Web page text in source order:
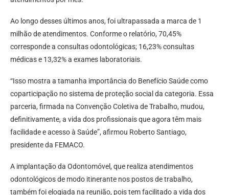
Ao longo desses últimos anos, foi ultrapassada a marca de 1
milhão de atendimentos. Conforme o relatório, 70,45%
corresponde a consultas odontológicas; 16,23% consultas
médicas e 13,32% a exames laboratoriais.
“Isso mostra a tamanha importância do Benefício Saúde como
coparticipação no sistema de proteção social da categoria. Essa
parceria, firmada na Convenção Coletiva de Trabalho, mudou,
definitivamente, a vida dos profissionais que agora têm mais
facilidade e acesso à Saúde”, afirmou Roberto Santiago,
presidente da FEMACO.
A implantação da Odontomóvel, que realiza atendimentos
odontológicos de modo itinerante nos postos de trabalho,
também foi elogiada na reunião, pois tem facilitado a vida dos